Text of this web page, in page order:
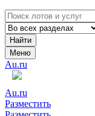
Найти
Меню
Au.ru
Au.ru
Разместить